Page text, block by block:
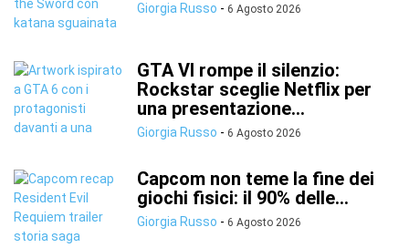
Giorgia Russo - 6 Agosto 2026
GTA VI rompe il silenzio:
Rockstar sceglie Netflix per
una presentazione...
Giorgia Russo - 6 Agosto 2026
Capcom non teme la fine dei
giochi fisici: il 90% delle...
Giorgia Russo - 6 Agosto 2026